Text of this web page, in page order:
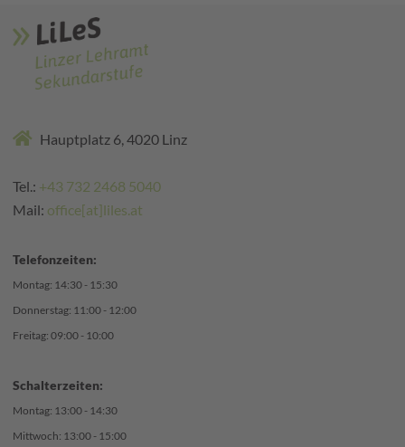
Hauptplatz 6, 4020 Linz
Tel.: +43 732 2468 5040
Mail: office[at]liles.at
Telefonzeiten:
Montag: 14:30 - 15:30
Donnerstag: 11:00 - 12:00
Freitag: 09:00 - 10:00
Schalterzeiten:
Montag: 13:00 - 14:30
Mittwoch: 13:00 - 15:00